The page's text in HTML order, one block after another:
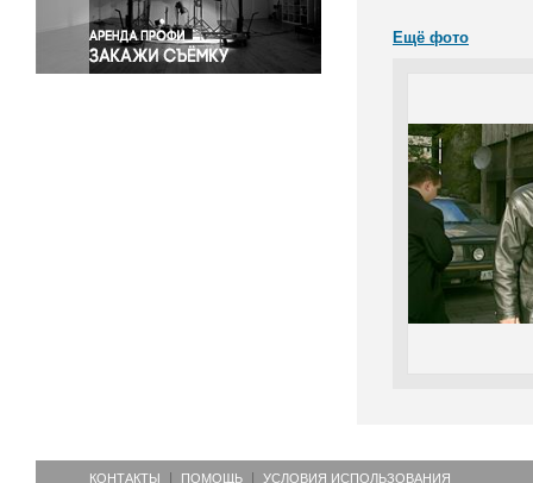
Экономика и бизнес
Ещё фото
КОНТАКТЫ ПОМОЩЬ УСЛОВИЯ ИСПОЛЬЗОВАНИЯ